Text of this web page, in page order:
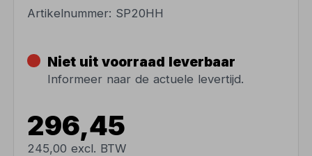
Artikelnummer: SP20HH
Niet uit voorraad leverbaar
Informeer naar de actuele levertijd.
296,45
245,00 excl. BTW